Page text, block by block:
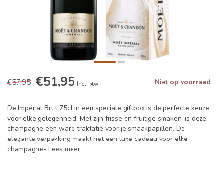
€57,95 €51,95 Incl. btw Niet op voorraad
De Impérial Brut 75cl in een speciale giftbox is de perfecte keuze
voor elke gelegenheid. Met zijn frisse en fruitige smaken, is deze
champagne een ware traktatie voor je smaakpapillen. De
elegante verpakking maakt het een luxe cadeau voor elke
champagne- Lees meer.